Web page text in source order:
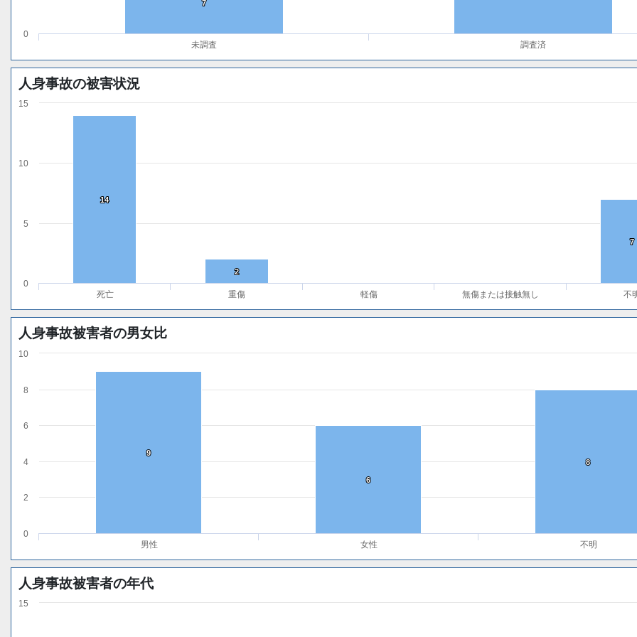
7
7
未調査 調査済
0
人身事故の被害状況
14
14
2
2
7
7
死亡 重傷 軽傷 無傷または接触無し 不
0
5
10
15
人身事故被害者の男女比
9
9
6
6
8
8
男性 女性 不明
0
2
4
6
8
10
人身事故被害者の年代
15